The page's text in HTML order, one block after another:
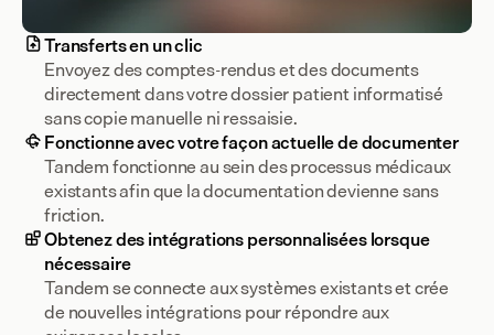
Transferts en un clic
Envoyez des comptes-rendus et des documents
directement dans votre dossier patient informatisé
Fonctionne avec votre façon actuelle de documenter
Tandem fonctionne au sein des processus médicaux
existants afin que la documentation devienne sans
friction.
Obtenez des intégrations personnalisées lorsque
nécessaire
Tandem se connecte aux systèmes existants et crée
de nouvelles intégrations pour répondre aux